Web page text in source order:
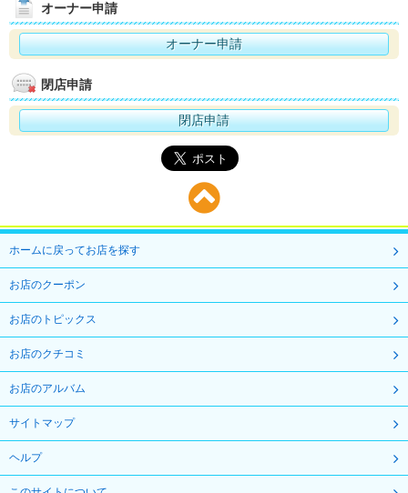
オーナー申請
オーナー申請
閉店申請
閉店申請
ホームに戻ってお店を探す
お店のクーポン
お店のトピックス
お店のクチコミ
お店のアルバム
サイトマップ
ヘルプ